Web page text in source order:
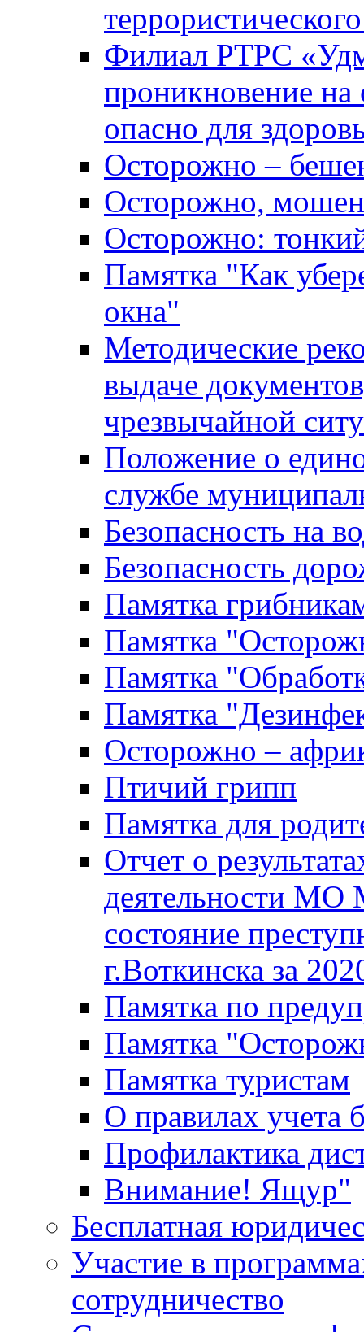
Филиал РТРС
проникновение на
опасно для
Осторожно –
Осторожно,
Осторожно:
Памятка "Как
окна"
Методические
выдаче
чрезвычайной
Положение о
службе
Безопасность на
Безопасность
Памятка
Памятка
Памятка
Памятка
Осторожно –
Птичий грипп
Памятка для
Отчет о
деятельности МО
состояние
г.Воткинска за
Памятка по
Памятка
Памятка туристам
О правилах учета
Профилактика
Внимание! Ящур"
Бесплатная
Участие в
сотрудничество